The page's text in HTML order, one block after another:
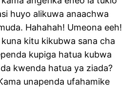
huyo alikuwa anaachwa
Hahahah! Umeona eeh!
kitu kikubwa sana cha
kupiga hatua kubwa
kwenda hatua ya ziada?
unapenda ufahamike